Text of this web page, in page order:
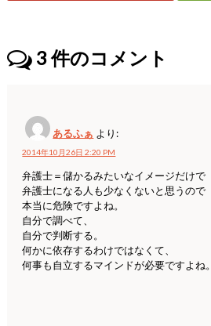
3件のコメント
あるふぁ より:
2014年10月26日 2:20 PM
弁護士＝儲かるみたいなイメージだけで
弁護士になる人も少なくないと思うので
本当に危険ですよね。
自分で調べて、
自分で判断する。
何かに依存するわけではなくて、
何事も自立するマインドが必要ですよね。